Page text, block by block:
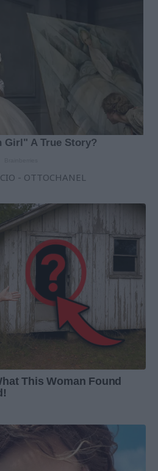
- OTTOCHANEL